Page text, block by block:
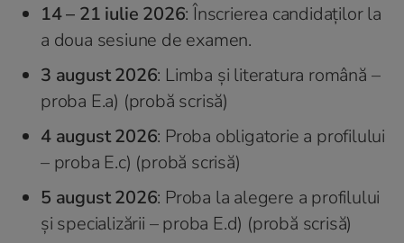
14 – 21 iulie 2026: Înscrierea candidaților la
a doua sesiune de examen.
3 august 2026: Limba și literatura română –
proba E.a) (probă scrisă)
4 august 2026: Proba obligatorie a profilului
– proba E.c) (probă scrisă)
5 august 2026: Proba la alegere a profilului
și specializării – proba E.d) (probă scrisă)